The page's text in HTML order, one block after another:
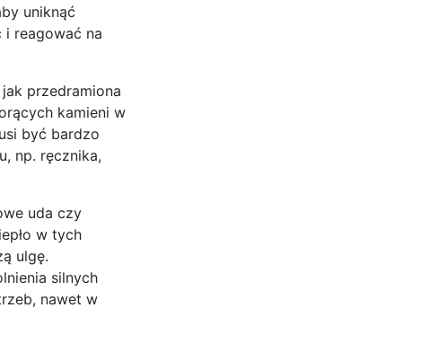
uniknąć
reagować na
przedramiona
kamieni w
być bardzo
np. ręcznika,
uda czy
w tych
ulgę.
silnych
nawet w